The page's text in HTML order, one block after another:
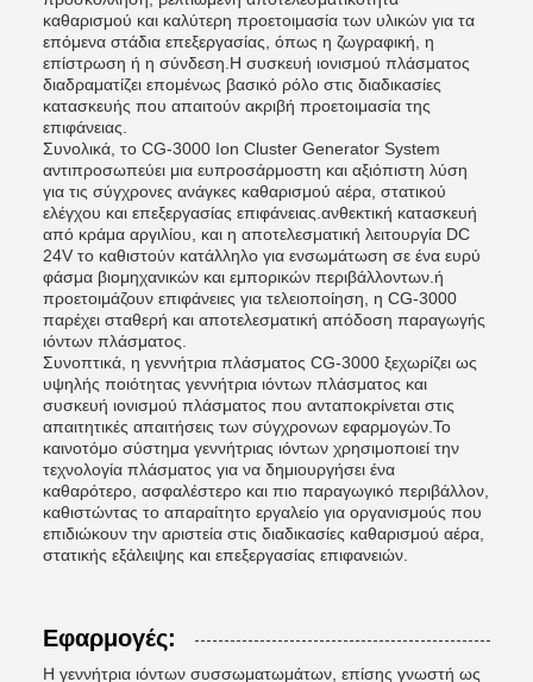
καθαρισμού και καλύτερη προετοιμασία των υλικών για τα
επόμενα στάδια επεξεργασίας, όπως η ζωγραφική, η
επίστρωση ή η σύνδεση.Η συσκευή ιονισμού πλάσματος
διαδραματίζει επομένως βασικό ρόλο στις διαδικασίες
κατασκευής που απαιτούν ακριβή προετοιμασία της
επιφάνειας.
Συνολικά, το CG-3000 Ion Cluster Generator System
αντιπροσωπεύει μια ευπροσάρμοστη και αξιόπιστη λύση
για τις σύγχρονες ανάγκες καθαρισμού αέρα, στατικού
ελέγχου και επεξεργασίας επιφάνειας.ανθεκτική κατασκευή
από κράμα αργιλίου, και η αποτελεσματική λειτουργία DC
24V το καθιστούν κατάλληλο για ενσωμάτωση σε ένα ευρύ
φάσμα βιομηχανικών και εμπορικών περιβάλλοντων.ή
προετοιμάζουν επιφάνειες για τελειοποίηση, η CG-3000
παρέχει σταθερή και αποτελεσματική απόδοση παραγωγής
ιόντων πλάσματος.
Συνοπτικά, η γεννήτρια πλάσματος CG-3000 ξεχωρίζει ως
υψηλής ποιότητας γεννήτρια ιόντων πλάσματος και
συσκευή ιονισμού πλάσματος που ανταποκρίνεται στις
απαιτητικές απαιτήσεις των σύγχρονων εφαρμογών.Το
καινοτόμο σύστημα γεννήτριας ιόντων χρησιμοποιεί την
τεχνολογία πλάσματος για να δημιουργήσει ένα
καθαρότερο, ασφαλέστερο και πιο παραγωγικό περιβάλλον,
καθιστώντας το απαραίτητο εργαλείο για οργανισμούς που
επιδιώκουν την αριστεία στις διαδικασίες καθαρισμού αέρα,
στατικής εξάλειψης και επεξεργασίας επιφανειών.
Εφαρμογές:
Η γεννήτρια ιόντων συσσωματωμάτων, επίσης γνωστή ως